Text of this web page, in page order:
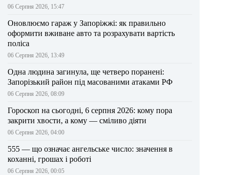
06 Серпня 2026, 15:47
Оновлюємо гараж у Запоріжжі: як правильно
оформити вживане авто та розрахувати вартість
поліса
06 Серпня 2026, 13:49
Одна людина загинула, ще четверо поранені:
Запорізький район під масованими атаками РФ
06 Серпня 2026, 08:09
Гороскоп на сьогодні, 6 серпня 2026: кому пора
закрити хвости, а кому — сміливо діяти
06 Серпня 2026, 04:00
555 — що означає ангельське число: значення в
коханні, грошах і роботі
06 Серпня 2026, 00:05